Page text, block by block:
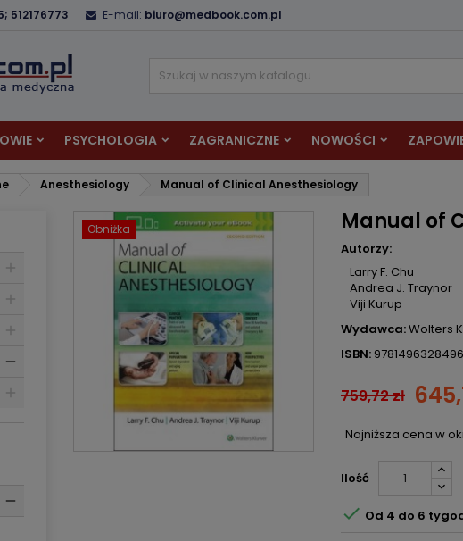
512176773 E-mail: biuro@medbook.com.pl
PSYCHOLOGIA ZAGRANICZNE NOWOŚCI
Anesthesiology Manual of Clinical Anesthesiology
Obniżka Manual of
Autorzy:
Larry F. Chu
Andrea J. Traynor
Viji Kurup
Wydawca:Wolters
ISBN: 9781496328496
759,72 zł
Najniższa cena w
Ilość
 Od 4 do 6
Anuluj
Musisz być zalogowany by zapisać produkty na swojej